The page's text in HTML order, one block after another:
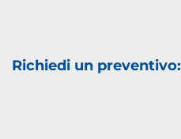
Richiedi un preventivo: